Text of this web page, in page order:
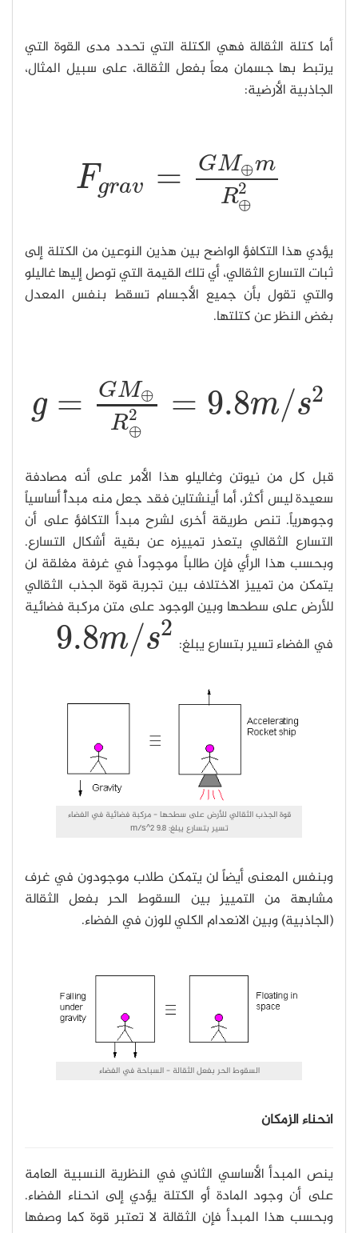
أما كتلة الثقالة فهي الكتلة التي تحدد مدى القوة التي
يرتبط بها جسمان معاً بفعل الثقالة، على سبيل المثال،
الجاذبية الأرضية:
Fgrav = GM⊕m
R2
⊕
Fgr av=GM⊕ mR⊕
يؤدي هذا التكافؤ الواضح بين هذين النوعين من الكتلة إلى
ثبات التسارع الثقالي، أي تلك القيمة التي توصل إليها غاليلو
والتي تقول بأن جميع الأجسام تسقط بنفس المعدل
بغض النظر عن كتلتها.
g = GM⊕
R2
⊕
= 9.8m/s2
g=G M⊕R ⊕2=9.8m/s2
قبل كل من نيوتن وغاليلو هذا الأمر على أنه مصادفة
سعيدة ليس أكثر، أما أينشتاين فقد جعل منه مبدأً أساسياً
وجوهرياً. تنص طريقة أخرى لشرح مبدأ التكافؤ على أن
التسارع الثقالي يتعذر تمييزه عن بقية أشكال التسارع.
وبحسب هذا الرأي فإن طالباً موجوداً في غرفة مغلقة لن
يتمكن من تمييز الاختلاف بين تجربة قوة الجذب الثقالي
للأرض على سطحها وبين الوجود على متن مركبة فضائية
في الفضاء تسير بتسارع يبلغ:
9.8m/s2
9.8m/s2
قوة الجذب الثقالي للأرض على سطحها - مركبة فضائية في الفضاء
تسير بتسارع يبلغ: 9.8 m/s^2
وبنفس المعنى أيضاً لن يتمكن طلاب موجودون في غرف
مشابهة من التمييز بين السقوط الحر بفعل الثقالة
(الجاذبية) وبين الانعدام الكلي للوزن في الفضاء.
السقوط الحر بفعل الثقالة - السباحة في الفضاء
انحناء الزمكان
ينص المبدأ الأساسي الثاني في النظرية النسبية العامة
على أن وجود المادة أو الكتلة يؤدي إلى انحناء الفضاء.
وبحسب هذا المبدأ فإن الثقالة لا تعتبر قوة كما وصفها